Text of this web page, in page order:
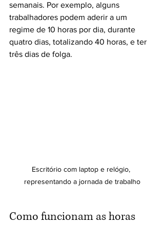
semanais. Por exemplo, alguns
trabalhadores podem aderir a um
regime de 10 horas por dia, durante
quatro dias, totalizando 40 horas, e ter
três dias de folga.
Escritório com laptop e relógio,
representando a jornada de trabalho
Como funcionam as horas